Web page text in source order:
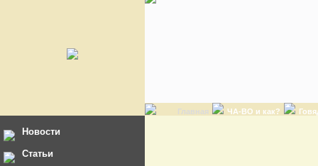
Главная ЧА-ВО и как?
Новости
Статьи